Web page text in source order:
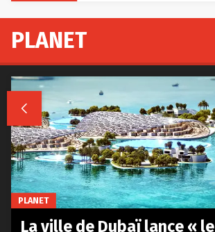
PLANET

PLANET
La ville de Dubaï lance « le